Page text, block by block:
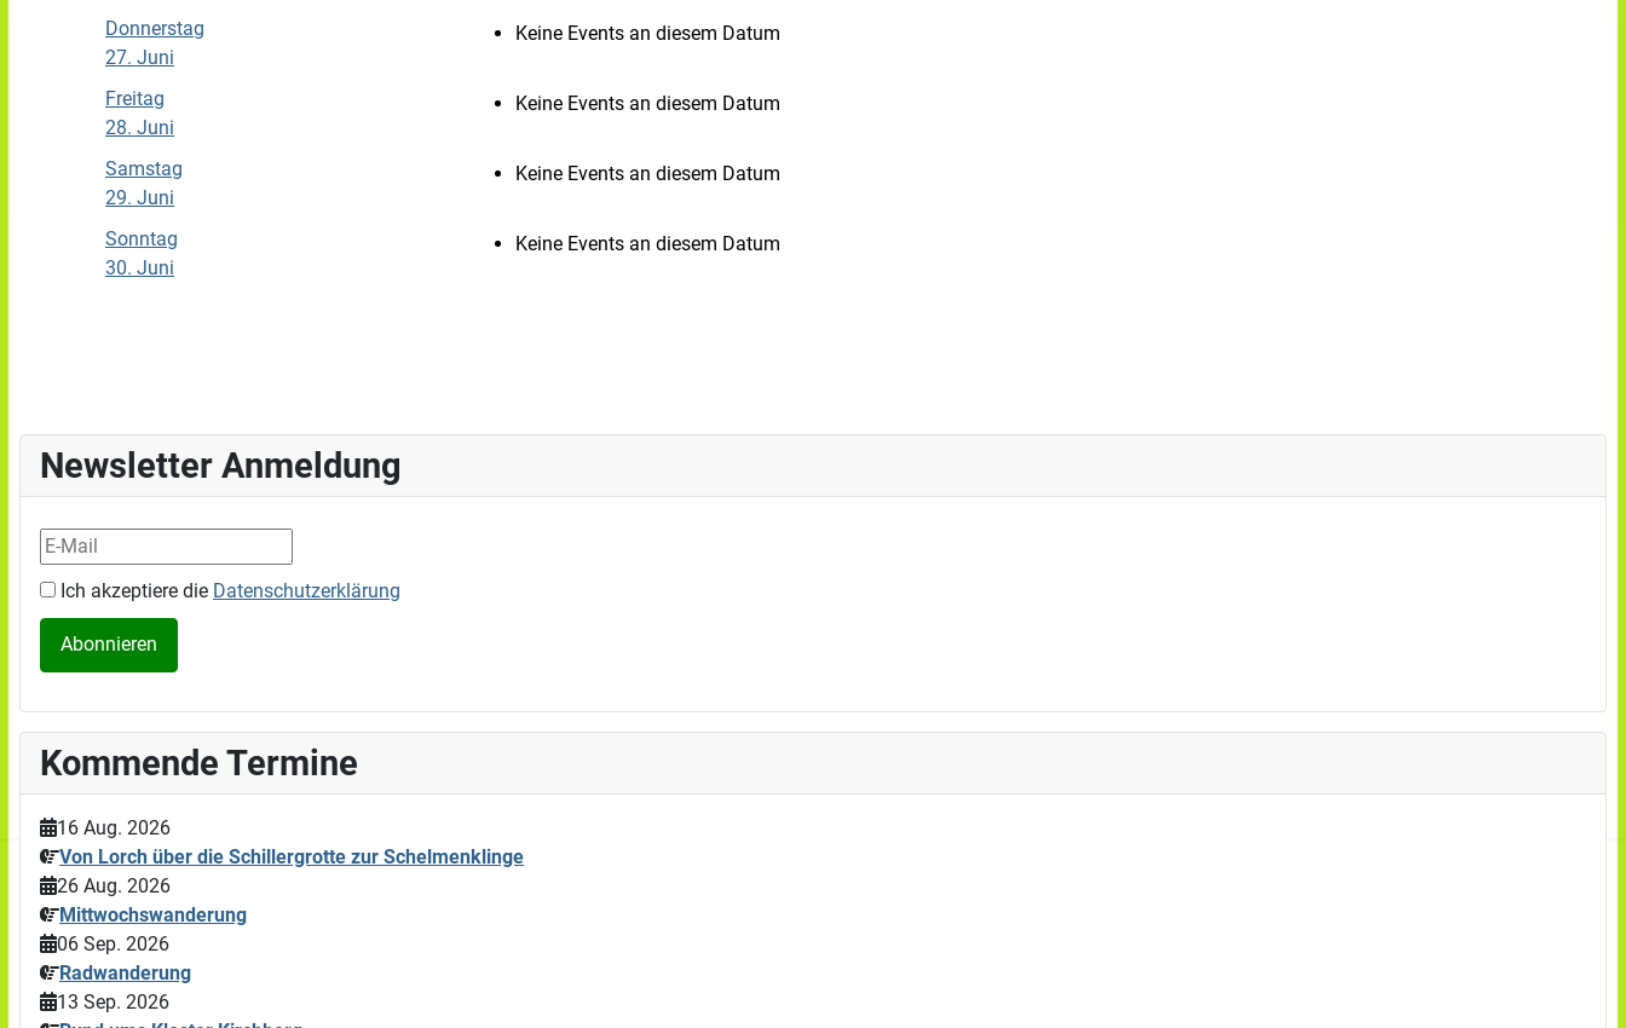
Donnerstag
27. Juni
Keine Events an diesem Datum
Freitag
28. Juni
Keine Events an diesem Datum
Samstag
29. Juni
Keine Events an diesem Datum
Sonntag
30. Juni
Keine Events an diesem Datum
Newsletter Anmeldung
Ich akzeptiere die Datenschutzerklärung
Kommende Termine
16 Aug. 2026
Von Lorch über die Schillergrotte zur Schelmenklinge
26 Aug. 2026
Mittwochswanderung
06 Sep. 2026
Radwanderung
13 Sep. 2026